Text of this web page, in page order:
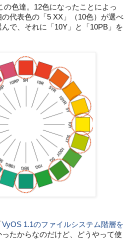
の色達。12色になったことによっ
代表色の「5 XX」（10色）が選べ
で、それに「10Y」と「10PB」を
VyOS 1.1のファイルシステム階層を
ったからなのだけど、どうやって使